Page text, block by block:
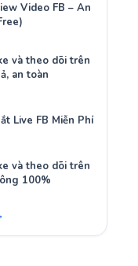
Video FB – An
và theo dõi trên
an toàn
Live FB Miễn Phí
và theo dõi trên
100%